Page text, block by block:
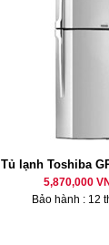
Tủ lạnh Toshiba
5,870,000
Bảo hành : 12